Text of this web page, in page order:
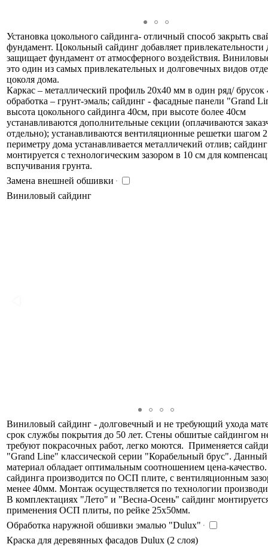
Установка цокольного сайдинга- отличный способ закрыть
фундамент. Цокольный сайдинг добавляет привлекательности
защищает фундамент от атмосферного воздействия.
это один из самых привлекательных и долговечных видов
цоколя дома.
Каркас – металлический профиль 20х40 мм в один ряд/
обработка – грунт-эмаль; сайдинг - фасадные панели "Grand
высота цокольного сайдинга 40см, при высоте более 40см
устанавливаются дополнительные секции (оплачиваются
отдельно); устанавливаются вентиляционные решетки шагом
периметру дома устанавливается металличекий отлив; сайдинг
монтируется с технологическим зазором в 10 см для
вспучивания грунта.
Замена внешней обшивки
Виниловый сайдинг
Виниловый сайдинг - долговечный и не требующий ухода
срок службы покрытия до 50 лет. Стены обшитые сайдингом
требуют покрасочных работ, легко моются. Применяется
"Grand Line" классической серии "Корабельный брус". Данный
материал обладает оптимальным соотношением цена-
сайдинга производится по ОСП плите, с вентиляционным
менее 40мм. Монтаж осуществляется по технологии
В комплектациях "Лето" и "Весна-Осень" сайдинг
применения ОСП плиты, по рейке 25х50мм.
Обработка наружной обшивки эмалью "Dulux"
Краска для деревянных фасадов Dulux (2 слоя)